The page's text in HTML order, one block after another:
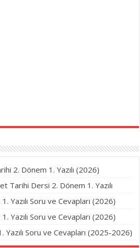
2. Dönem 1. Yazılı (2026)
Tarihi Dersi 2. Dönem 1. Yazılı
Yazılı Soru ve Cevapları (2026)
Yazılı Soru ve Cevapları (2026)
Yazılı Soru ve Cevapları (2025-2026)